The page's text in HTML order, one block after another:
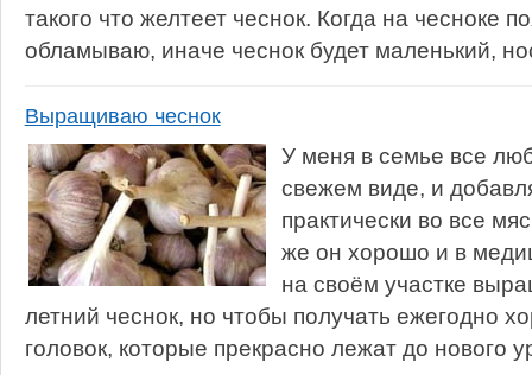
такого что желтеет чеснок. Когда на чесноке
обламываю, иначе чеснок будет маленький,
Выращиваю чеснок
У меня в семье все
свежем виде, и
практически во все
же он хорошо и в
на своём участке
летний чеснок, но чтобы получать ежегодно
головок, которые прекрасно лежат до нового